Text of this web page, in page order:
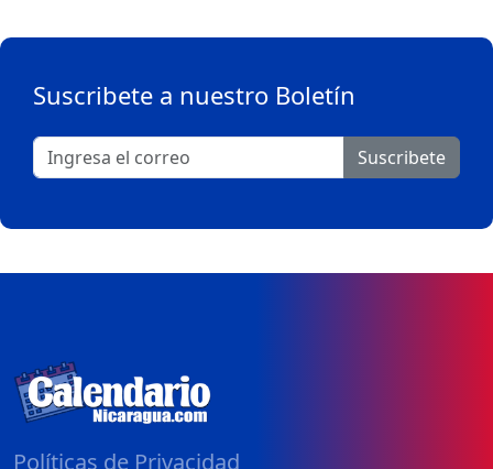
Suscribete a nuestro Boletín
Suscribete
Políticas de Privacidad